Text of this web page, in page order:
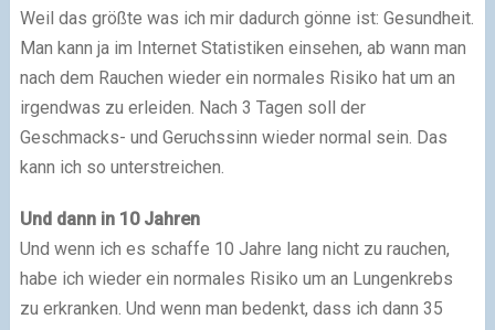
Weil das größte was ich mir dadurch gönne ist: Gesundheit.
Man kann ja im Internet Statistiken einsehen, ab wann man
nach dem Rauchen wieder ein normales Risiko hat um an
irgendwas zu erleiden. Nach 3 Tagen soll der
Geschmacks- und Geruchssinn wieder normal sein. Das
kann ich so unterstreichen.
Und dann in 10 Jahren
Und wenn ich es schaffe 10 Jahre lang nicht zu rauchen,
habe ich wieder ein normales Risiko um an Lungenkrebs
zu erkranken. Und wenn man bedenkt, dass ich dann 35